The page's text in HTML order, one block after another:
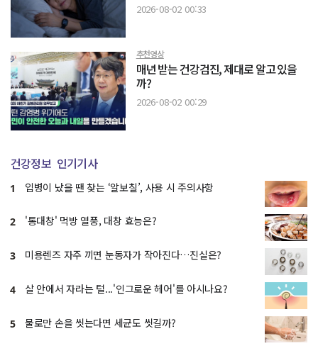
2026-08-02 00:33
추천영상
매년 받는 건강검진, 제대로 알고 있을
까?
2026-08-02 00:29
건강정보 인기기사
1 입병이 났을 땐 찾는 ‘알보칠’, 사용 시 주의사항
2 '통대창' 먹방 열풍, 대창 효능은?
3 미용렌즈 자주 끼면 눈동자가 작아진다…진실은?
4 살 안에서 자라는 털...'인그로운 헤어'를 아시나요?
5 물로만 손을 씻는다면 세균도 씻길까?